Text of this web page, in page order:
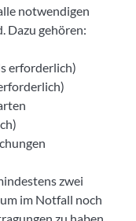
notwendigen
Dazu gehören:
erforderlich)
zwei
im Notfall noch